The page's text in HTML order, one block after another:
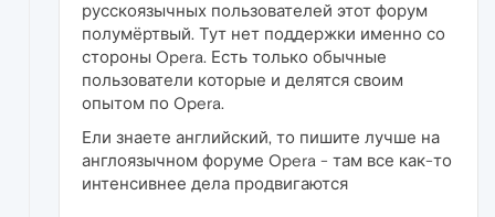
русскоязычных пользователей этот форум
полумёртвый. Тут нет поддержки именно со
стороны Opera. Есть только обычные
пользователи которые и делятся своим
опытом по Opera.
Ели знаете английский, то пишите лучше на
англоязычном форуме Opera - там все как-то
интенсивнее дела продвигаются